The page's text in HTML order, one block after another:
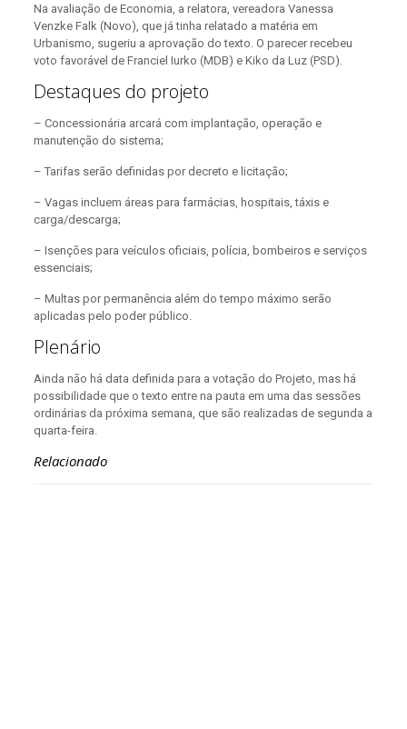
Na avaliação de Economia, a relatora, vereadora Vanessa
Venzke Falk (Novo), que já tinha relatado a matéria em
Urbanismo, sugeriu a aprovação do texto. O parecer recebeu
voto favorável de Franciel Iurko (MDB) e Kiko da Luz (PSD).
Destaques do projeto
– Concessionária arcará com implantação, operação e
manutenção do sistema;
– Tarifas serão definidas por decreto e licitação;
– Vagas incluem áreas para farmácias, hospitais, táxis e
carga/descarga;
– Isenções para veículos oficiais, polícia, bombeiros e serviços
essenciais;
– Multas por permanência além do tempo máximo serão
aplicadas pelo poder público.
Plenário
Ainda não há data definida para a votação do Projeto, mas há
possibilidade que o texto entre na pauta em uma das sessões
ordinárias da próxima semana, que são realizadas de segunda a
quarta-feira.
Relacionado